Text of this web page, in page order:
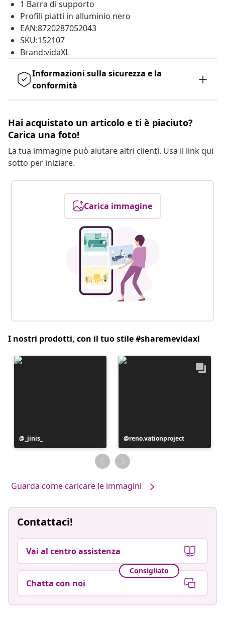
1 Barra di supporto
Profili piatti in alluminio nero
EAN:8720287052043
SKU:152107
Brand:vidaXL
Informazioni sulla sicurezza e la
conformità
Hai acquistato un articolo e ti è piaciuto?
Carica una foto!
La tua immagine può aiutare altri clienti. Usa il link qui
sotto per iniziare.
Carica immagine
I nostri prodotti, con il tuo stile #sharemevidaxl
Post
pubblicato
_jinis_
Post
pubblicato
da
reno.vationproject
Guarda come caricare le immagini
Contattaci!
Vai al centro assistenza
Consigliato
Chatta con noi